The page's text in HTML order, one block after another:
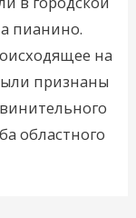
пианино.
на
признаны
областного